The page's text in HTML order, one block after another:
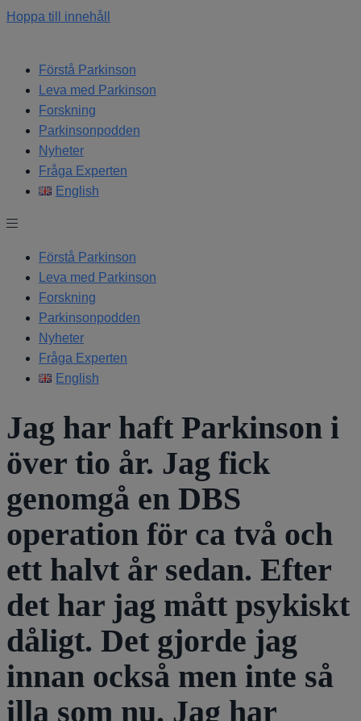
Hoppa till innehåll
Förstå Parkinson
Leva med Parkinson
Forskning
Parkinsonpodden
Nyheter
Fråga Experten
English
Förstå Parkinson
Leva med Parkinson
Forskning
Parkinsonpodden
Nyheter
Fråga Experten
English
Jag har haft Parkinson i
över tio år. Jag fick
genomgå en DBS
operation för ca två och
ett halvt år sedan. Efter
det har jag mått psykiskt
dåligt. Det gjorde jag
innan också men inte så
illa som nu. Jag har